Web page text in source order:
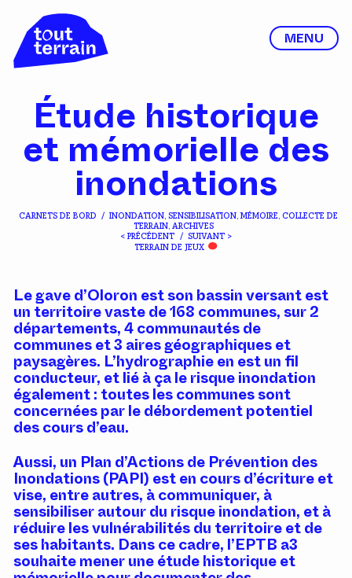
MENU
Étude historique
et mémorielle des
inondations
CARNETS DE BORD / INONDATION, SENSIBILISATION, MÉMOIRE, COLLECTE DE
TERRAIN, ARCHIVES
< PRÉCÉDENT
/ SUIVANT >
TERRAIN DE JEUX
Le gave d’Oloron est son bassin versant est
un territoire vaste de 168 communes, sur 2
départements, 4 communautés de
communes et 3 aires géographiques et
paysagères. L’hydrographie en est un fil
conducteur, et lié à ça le risque inondation
également : toutes les communes sont
concernées par le débordement potentiel
des cours d’eau.
Aussi, un Plan d’Actions de Prévention des
Inondations (PAPI) est en cours d’écriture et
vise, entre autres, à communiquer, à
sensibiliser autour du risque inondation, et à
réduire les vulnérabilités du territoire et de
ses habitants. Dans ce cadre, l’EPTB a3
souhaite mener une étude historique et